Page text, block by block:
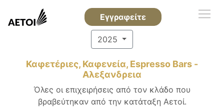
Εγγραφείτε
2025
Καφετέριες, Καφενεία, Espresso Bars -
Αλεξανδρεια
Όλες οι επιχειρήσεις από τον κλάδο που
βραβεύτηκαν από την κατάταξη Αετοί.